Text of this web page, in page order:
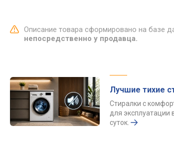
Описание товара сформировано на базе
непосредственно у продавца.
Лучшие тихие
Стиралки с
для эксплуатации
суток.